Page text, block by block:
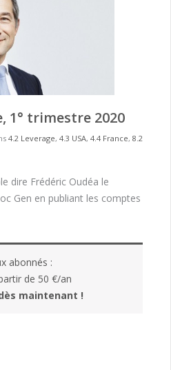
1° trimestre 2020
4.2 Leverage, 4.3 USA, 4.4 France, 8.2
dire Frédéric Oudéa le
Gen en publiant les comptes
abonnés :
de 50 €/an
maintenant !